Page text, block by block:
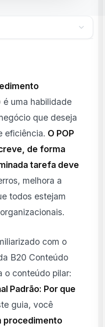
Operacional Padrão
Operacional
fazer um Procedimento
é uma habilidade
que deseja
eficiência. O POP
de forma
tarefa deve
melhora a
todos estejam
com o
B20 Conteúdo
o conteúdo pilar:
Padrão: Por que
guia, você
procedimento